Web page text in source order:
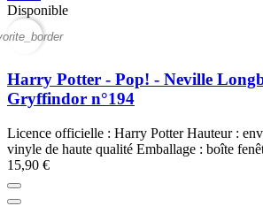
Disponible
Harry Potter - Pop! - Neville
Gryffindor n°194
Licence officielle : Harry Potter Hauteur :
vinyle de haute qualité Emballage : boîte
15,90 €